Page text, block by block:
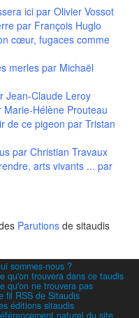
icipar Olivier Vossot
par François Huglo
cœur, fugaces comme
merles par Michaël
Jean-Claude Leroy
Marie-Hélène Prouteau
de ce pigeon par Tristan
par Christian Travaux
arts vivants ... par
Parutions de sitaudis
sommes-nous ?
qu'on trouvera dans ce taudis
qu'on ne trouvera pas
fil RSS de Sitaudis
éditions sitaudis
naturel du site